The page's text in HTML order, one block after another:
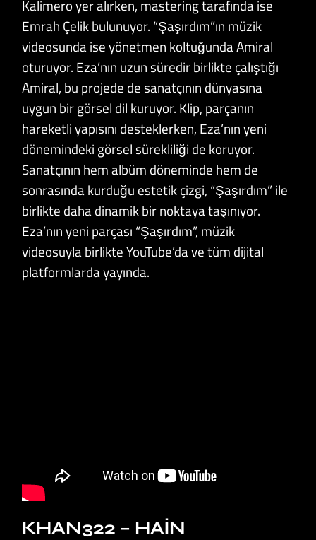
Kalimero yer alırken, mastering tarafında ise
Emrah Çelik bulunuyor. “Şaşırdım”ın müzik
videosunda ise yönetmen koltuğunda Amiral
oturuyor. Eza’nın uzun süredir birlikte çalıştığı
Amiral, bu projede de sanatçının dünyasına
uygun bir görsel dil kuruyor. Klip, parçanın
hareketli yapısını desteklerken, Eza’nın yeni
dönemindeki görsel sürekliliği de koruyor.
Sanatçının hem albüm döneminde hem de
sonrasında kurduğu estetik çizgi, “Şaşırdım” ile
birlikte daha dinamik bir noktaya taşınıyor.
Eza’nın yeni parçası “Şaşırdım”, müzik
videosuyla birlikte YouTube’da ve tüm dijital
platformlarda yayında.
KHAN322 – HAIN